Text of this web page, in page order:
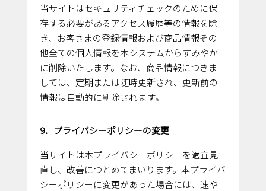
当サイトはセキュリティチェックのために保
存する必要があるアクセス履歴等の情報を除
き、お客さまの登録情報および商品情報その
他全ての個人情報を本システムからすみやか
に削除いたします。なお、商品情報につきま
しては、定期または随時更新され、更新前の
情報は自動的に削除されます。
9．プライバシーポリシーの変更
当サイトは本プライバシーポリシーを適宜見
直し、改善につとめてまいります。本プライバ
シーポリシーに変更があった場合には、速や